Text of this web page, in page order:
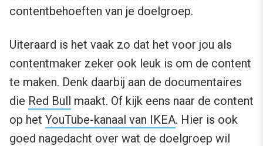
contentbehoeften van je doelgroep.
Uiteraard is het vaak zo dat het voor jou als
contentmaker zeker ook leuk is om de content
te maken. Denk daarbij aan de documentaires
die Red Bull maakt. Of kijk eens naar de content
op het YouTube-kanaal van IKEA. Hier is ook
goed nagedacht over wat de doelgroep wil